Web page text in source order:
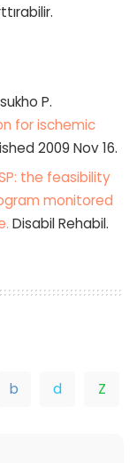
P.
for ischemic
2009 Nov 16.
the feasibility
monitored
Disabil Rehabil.